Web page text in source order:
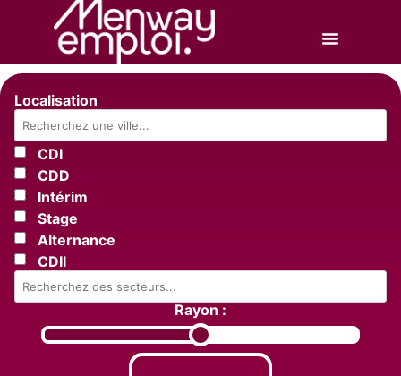
Localisation
CDI
CDD
Intérim
Stage
Alternance
CDII
Rayon :